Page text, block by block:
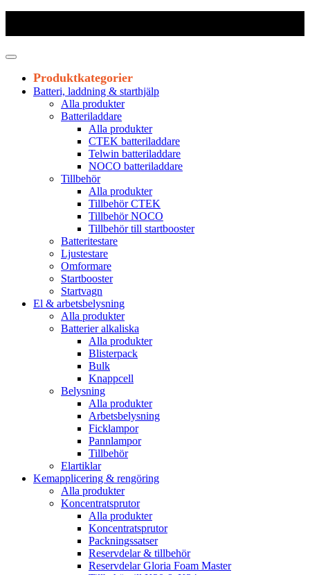
Produktkategorier
Batteri, laddning & starthjälp
Alla produkter
Batteriladdare
Alla produkter
CTEK batteriladdare
Telwin batteriladdare
NOCO batteriladdare
Tillbehör
Alla produkter
Tillbehör CTEK
Tillbehör NOCO
Tillbehör till startbooster
Batteritestare
Ljustestare
Omformare
Startbooster
Startvagn
El & arbetsbelysning
Alla produkter
Batterier alkaliska
Alla produkter
Blisterpack
Bulk
Knappcell
Belysning
Alla produkter
Arbetsbelysning
Ficklampor
Pannlampor
Tillbehör
Elartiklar
Kemapplicering & rengöring
Alla produkter
Koncentratsprutor
Alla produkter
Koncentratsprutor
Packningssatser
Reservdelar & tillbehör
Reservdelar Gloria Foam Master